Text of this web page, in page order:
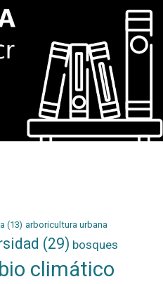
(13) arboricultura urbana
(29) bosques
climático